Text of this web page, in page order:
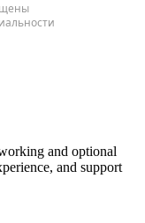
and optional
and support